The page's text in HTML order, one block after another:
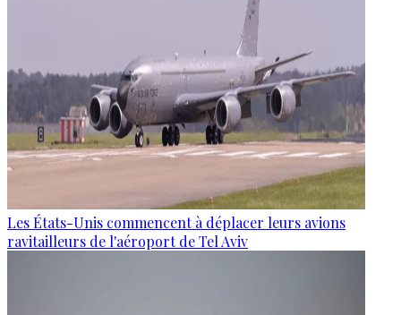
Les États-Unis commencent à déplacer leurs avions
ravitailleurs de l'aéroport de Tel Aviv